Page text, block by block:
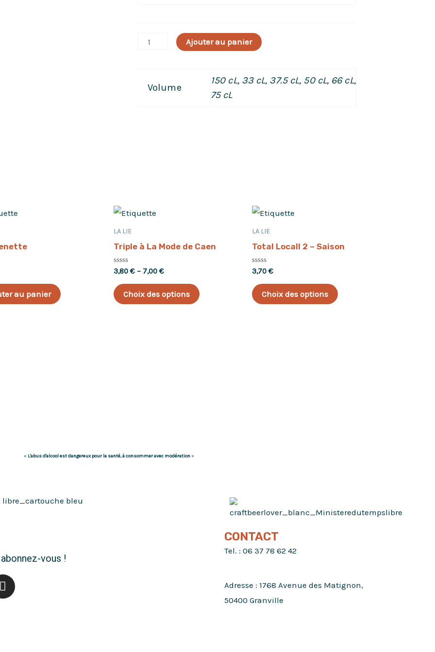
Ajouter au panier
Volume
150 cL, 33 cL, 37.5 cL, 50 cL, 66 cL,
75 cL
au panier
LA LIE
Triple à La Mode de Caen
Note
sur
5
3,80 € – 7,00 €
Choix des options
LA LIE
Total Locall 2 – Saison
Note
sur
5
3,70 €
Choix des options
« L'abus d'alcool est dangereux pour la santé, à consommer avec modération»
vous !
I
n
CONTACT
Tel. : 06 37 78 62 42
Adresse : 1768 Avenue des Matignon,
50400 Granville